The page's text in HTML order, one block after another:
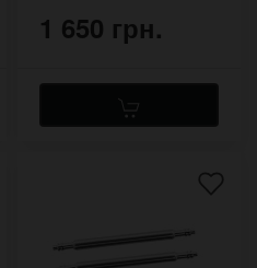
1 650 грн.